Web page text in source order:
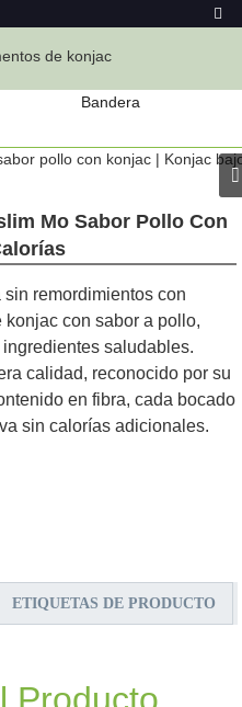
Fideos De Konjac
Mo Sabor Pollo Con
remordimientos con
con sabor a pollo,
saludables.
calidad, reconocido por su
en fibra, cada bocado
sin calorías adicionales.
ETIQUETAS DE PRODUCTO
Producto